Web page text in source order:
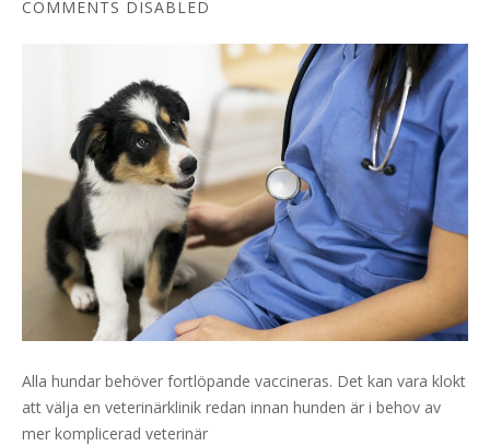
COMMENTS DISABLED
Alla hundar behöver fortlöpande vaccineras. Det kan vara klokt
att välja en veterinärklinik redan innan hunden är i behov av
mer komplicerad veterinär